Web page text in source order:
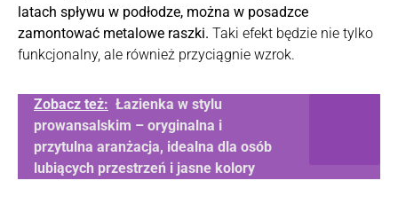
latach spływu w podłodze, można w posadzce
zamontować metalowe raszki. Taki efekt będzie nie tylko
funkcjonalny, ale również przyciągnie wzrok.
Zobacz też: Łazienka w stylu
prowansalskim – oryginalna i
przytulna aranżacja, idealna dla osób
lubiących przestrzeń i jasne kolory